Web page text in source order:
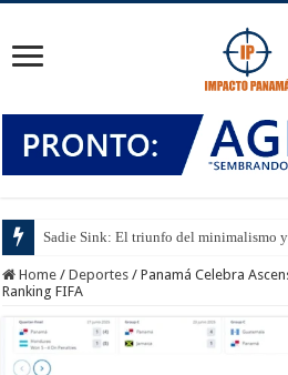
Sadie Sink: El triunfo del minimalismo
Home / Deportes / Panamá Celebra
Ranking FIFA